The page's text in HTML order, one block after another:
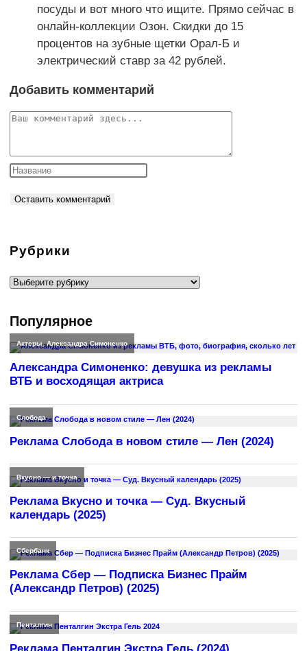
посуды и вот много что ищите. Прямо сейчас в
онлайн-коллекции Озон. Скидки до 15
процентов на зубные щетки Орал-Б и
электрический ставр за 42 рублей.
Добавить комментарий
Комментарий
Рубрики
Рубрики
Популярное
Актеры,Александра Симоненко
Александра Симоненко: девушка из рекламы
ВТБ и восходящая актриса
Слобода
Реклама Слобода в новом стиле — Лен (2024)
Вкусно — и точка
Реклама Вкусно и точка — Суд. Вкусный
календарь (2025)
Сбербанк
Реклама Сбер — Подписка Бизнес Прайм
(Александр Петров) (2025)
Пенталгин
Реклама Пенталгин Экстра Гель (2024)